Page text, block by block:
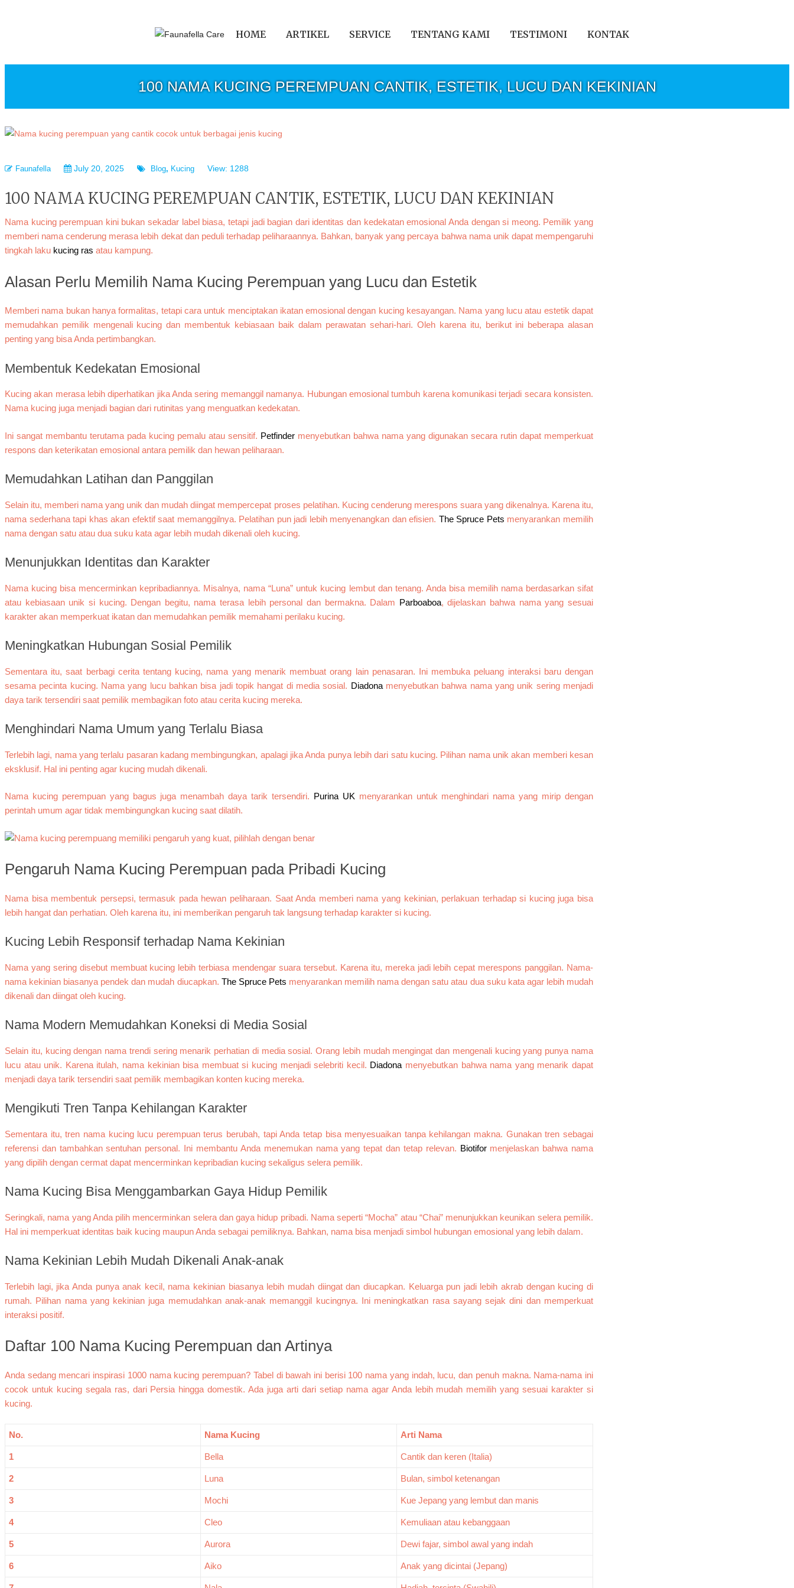
HOME ARTIKEL SERVICE TENTANG KAMI TESTIMONI KONTAK
100 NAMA KUCING PEREMPUAN CANTIK, ESTETIK, LUCU DAN KEKINIAN
Faunafella July 20, 2025 Blog, Kucing View: 1288
100 NAMA KUCING PEREMPUAN CANTIK, ESTETIK, LUCU DAN KEKINIAN
Nama kucing perempuan kini bukan sekadar label biasa, tetapi jadi bagian dari identitas dan kedekatan emosional Anda dengan si meong. Pemilik yang
memberi nama cenderung merasa lebih dekat dan peduli terhadap peliharaannya. Bahkan, banyak yang percaya bahwa nama unik dapat mempengaruhi
tingkah laku kucing ras atau kampung.
Alasan Perlu Memilih Nama Kucing Perempuan yang Lucu dan Estetik
Memberi nama bukan hanya formalitas, tetapi cara untuk menciptakan ikatan emosional dengan kucing kesayangan. Nama yang lucu atau estetik dapat
memudahkan pemilik mengenali kucing dan membentuk kebiasaan baik dalam perawatan sehari-hari. Oleh karena itu, berikut ini beberapa alasan
penting yang bisa Anda pertimbangkan.
Membentuk Kedekatan Emosional
Kucing akan merasa lebih diperhatikan jika Anda sering memanggil namanya. Hubungan emosional tumbuh karena komunikasi terjadi secara konsisten.
Nama kucing juga menjadi bagian dari rutinitas yang menguatkan kedekatan.
Ini sangat membantu terutama pada kucing pemalu atau sensitif. Petfinder menyebutkan bahwa nama yang digunakan secara rutin dapat memperkuat
respons dan keterikatan emosional antara pemilik dan hewan peliharaan.
Memudahkan Latihan dan Panggilan
Selain itu, memberi nama yang unik dan mudah diingat mempercepat proses pelatihan. Kucing cenderung merespons suara yang dikenalnya. Karena itu,
nama sederhana tapi khas akan efektif saat memanggilnya. Pelatihan pun jadi lebih menyenangkan dan efisien. The Spruce Pets menyarankan memilih
nama dengan satu atau dua suku kata agar lebih mudah dikenali oleh kucing.
Menunjukkan Identitas dan Karakter
Nama kucing bisa mencerminkan kepribadiannya. Misalnya, nama “Luna” untuk kucing lembut dan tenang. Anda bisa memilih nama berdasarkan sifat
atau kebiasaan unik si kucing. Dengan begitu, nama terasa lebih personal dan bermakna. Dalam Parboaboa, dijelaskan bahwa nama yang sesuai
karakter akan memperkuat ikatan dan memudahkan pemilik memahami perilaku kucing.
Meningkatkan Hubungan Sosial Pemilik
Sementara itu, saat berbagi cerita tentang kucing, nama yang menarik membuat orang lain penasaran. Ini membuka peluang interaksi baru dengan
sesama pecinta kucing. Nama yang lucu bahkan bisa jadi topik hangat di media sosial. Diadonamenyebutkan bahwa nama yang unik sering menjadi
daya tarik tersendiri saat pemilik membagikan foto atau cerita kucing mereka.
Menghindari Nama Umum yang Terlalu Biasa
Terlebih lagi, nama yang terlalu pasaran kadang membingungkan, apalagi jika Anda punya lebih dari satu kucing. Pilihan nama unik akan memberi kesan
eksklusif. Hal ini penting agar kucing mudah dikenali.
Nama kucing perempuan yang bagus juga menambah daya tarik tersendiri. Purina UK menyarankan untuk menghindari nama yang mirip dengan
perintah umum agar tidak membingungkan kucing saat dilatih.
Pengaruh Nama Kucing Perempuan pada Pribadi Kucing
Nama bisa membentuk persepsi, termasuk pada hewan peliharaan. Saat Anda memberi nama yang kekinian, perlakuan terhadap si kucing juga bisa
lebih hangat dan perhatian. Oleh karena itu, ini memberikan pengaruh tak langsung terhadap karakter si kucing.
Kucing Lebih Responsif terhadap Nama Kekinian
Nama yang sering disebut membuat kucing lebih terbiasa mendengar suara tersebut. Karena itu, mereka jadi lebih cepat merespons panggilan. Nama-
nama kekinian biasanya pendek dan mudah diucapkan. The Spruce Pets menyarankan memilih nama dengan satu atau dua suku kata agar lebih mudah
dikenali dan diingat oleh kucing.
Nama Modern Memudahkan Koneksi di Media Sosial
Selain itu, kucing dengan nama trendi sering menarik perhatian di media sosial. Orang lebih mudah mengingat dan mengenali kucing yang punya nama
lucu atau unik. Karena itulah, nama kekinian bisa membuat si kucing menjadi selebriti kecil. Diadona menyebutkan bahwa nama yang menarik dapat
menjadi daya tarik tersendiri saat pemilik membagikan konten kucing mereka.
Mengikuti Tren Tanpa Kehilangan Karakter
Sementara itu, tren nama kucing lucu perempuan terus berubah, tapi Anda tetap bisa menyesuaikan tanpa kehilangan makna. Gunakan tren sebagai
referensi dan tambahkan sentuhan personal. Ini membantu Anda menemukan nama yang tepat dan tetap relevan. Biotiformenjelaskan bahwa nama
yang dipilih dengan cermat dapat mencerminkan kepribadian kucing sekaligus selera pemilik.
Nama Kucing Bisa Menggambarkan Gaya Hidup Pemilik
Seringkali, nama yang Anda pilih mencerminkan selera dan gaya hidup pribadi. Nama seperti “Mocha” atau “Chai” menunjukkan keunikan selera pemilik.
Hal ini memperkuat identitas baik kucing maupun Anda sebagai pemiliknya. Bahkan, nama bisa menjadi simbol hubungan emosional yang lebih dalam.
Nama Kekinian Lebih Mudah Dikenali Anak-anak
Terlebih lagi, jika Anda punya anak kecil, nama kekinian biasanya lebih mudah diingat dan diucapkan. Keluarga pun jadi lebih akrab dengan kucing di
rumah. Pilihan nama yang kekinian juga memudahkan anak-anak memanggil kucingnya. Ini meningkatkan rasa sayang sejak dini dan memperkuat
interaksi positif.
Daftar 100 Nama Kucing Perempuan dan Artinya
Anda sedang mencari inspirasi 1000 nama kucing perempuan? Tabel di bawah ini berisi 100 nama yang indah, lucu, dan penuh makna. Nama-nama ini
cocok untuk kucing segala ras, dari Persia hingga domestik. Ada juga arti dari setiap nama agar Anda lebih mudah memilih yang sesuai karakter si
kucing.
No. Nama Kucing Arti Nama
1 Bella Cantik dan keren (Italia)
2 Luna Bulan, simbol ketenangan
3 Mochi Kue Jepang yang lembut dan manis
4 Cleo Kemuliaan atau kebanggaan
5 Aurora Dewi fajar, simbol awal yang indah
6 Aiko Anak yang dicintai (Jepang)